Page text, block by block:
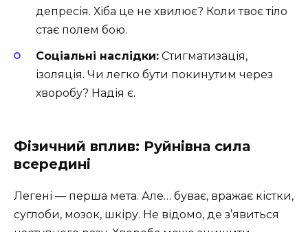
депресія. Хіба це не хвилює? Коли твоє тіло
стає полем бою.
Соціальні наслідки: Стигматизація,
ізоляція. Чи легко бути покинутим через
хворобу? Надія є.
Фізичний вплив: Руйнівна сила
всередині
Легені — перша мета. Але… буває, вражає кістки,
суглоби, мозок, шкіру. Не відомо, де з’явиться